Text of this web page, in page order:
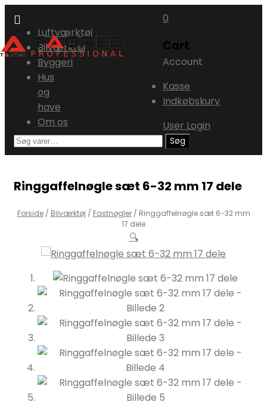
Skip
to
content
Luftværktøj
Bilværktøj
Byggeri
Hus
og
have
Om os
0
Cart
Account
Kasse
Indkøbskurv
User Login
Søg
efter:
Søg
Ringgaffelnøgle sæt 6-32 mm 17 dele
Forside/ Bilværktøj / Fastnøgler/ Ringgaffelnøgle sæt 6-32 mm
17 dele
🔍